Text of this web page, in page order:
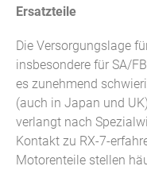
Ersatzteile
Die Versorgungslage
insbesondere für SA/
es zunehmend
(auch in Japan und
verlangt nach
Kontakt zu RX-7-
Motorenteile stellen